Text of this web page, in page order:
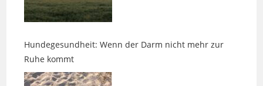
Hundegesundheit: Wenn der Darm nicht mehr zur